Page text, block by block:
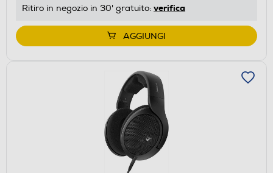
Ritiro in negozio in 30' gratuito: verifica
AGGIUNGI